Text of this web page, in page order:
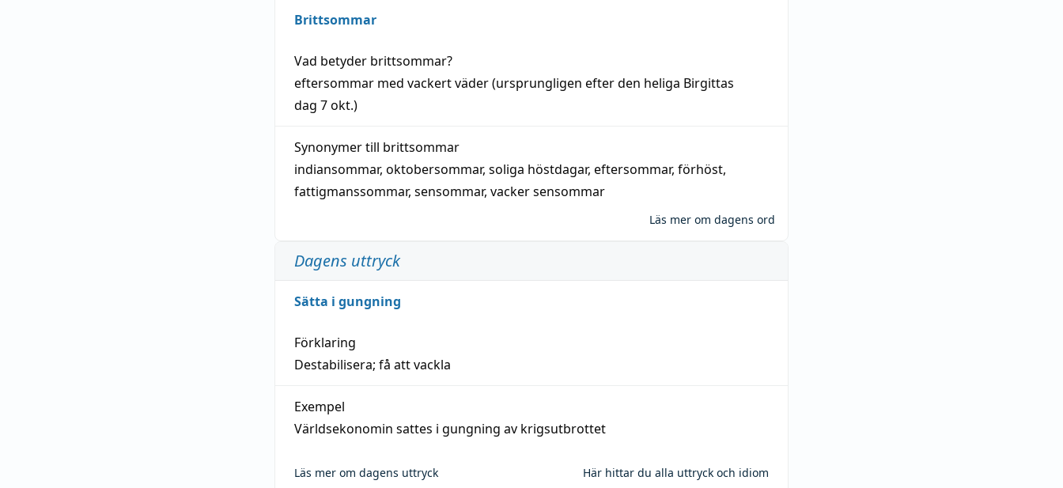
Brittsommar
Vad betyder brittsommar?
eftersommar med vackertväder(ursprungligen efter den heliga Birgittas
dag 7 okt.)
Synonymer till brittsommar
indiansommar, oktobersommar, soliga höstdagar, eftersommar, förhöst,
fattigmanssommar, sensommar, vacker sensommar
Läs mer om dagens ord
Dagens uttryck
Sätta i gungning
Förklaring
Destabilisera; få att vackla
Exempel
Världsekonomin sattes i gungning av krigsutbrottet
Läs mer om dagens uttryck Här hittar du alla uttryck och idiom